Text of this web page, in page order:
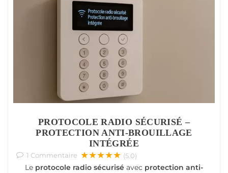
PROTOCOLE RADIO SÉCURISÉ –
PROTECTION ANTI-BROUILLAGE
INTÉGRÉE
1 Commentaire ★★★★★ (5.0)
Le protocole radio sécurisé avec protection anti-